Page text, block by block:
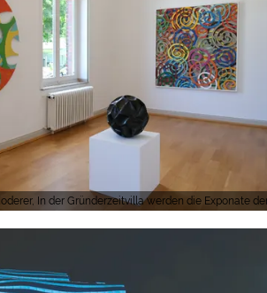
In der Gründerzeitvilla werden die Exponate